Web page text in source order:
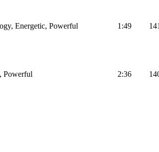
Energetic, Powerful 1:49
Powerful 2:36